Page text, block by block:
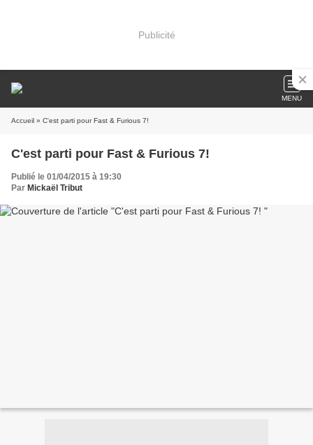
Publicité
MENU
Accueil » C'est parti pour Fast & Furious 7!
C'est parti pour Fast & Furious 7!
Publié le 01/04/2015 à 19:30
Par Mickaël Tribut